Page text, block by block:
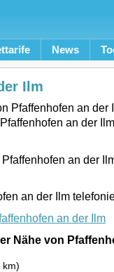
News
Ilm
Pfaffenhofen an der
an der
an der
an der Ilm
an der Ilm
Nähe von
km)